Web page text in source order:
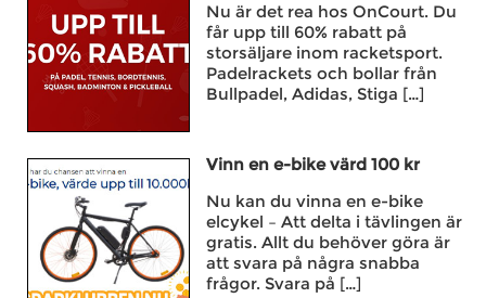
Nu är det rea hos OnCourt. Du
får upp till 60% rabatt på
storsäljare inom racketsport.
Padelrackets och bollar från
Bullpadel, Adidas, Stiga […]
Vinn en e-bike värd 100 kr
Nu kan du vinna en e-bike
elcykel – Att delta i tävlingen är
gratis. Allt du behöver göra är
att svara på några snabba
frågor. Svara på […]